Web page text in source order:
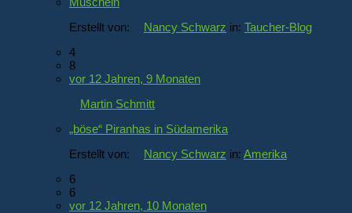
Erstellt von:
Nancy Schwarz in: Taucher-Blog
4
8
vor 12 Jahren, 9 Monaten
Martin Schmitt
„böse“ Piranhas in Südamerika
Erstellt von:
Nancy Schwarz in: Amerika
6
6
vor 12 Jahren, 10 Monaten